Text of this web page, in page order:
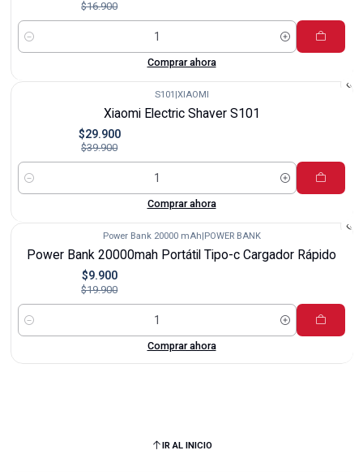
$16.900
Cantidad
Comprar ahora
S101 |XIAOMI
Xiaomi Electric Shaver S101
$29.900
$39.900
Cantidad
Comprar ahora
Power Bank 20000 mAh|POWER BANK
Power Bank 20000mah Portátil Tipo-c Cargador Rápido
$9.900
$19.900
Cantidad
Comprar ahora
IR AL INICIO